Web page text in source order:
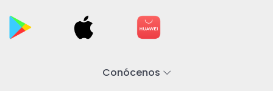
Conócenos